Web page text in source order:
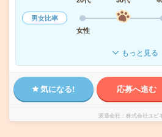
男女比率
女性
もっと見る
気になる! 応募へ進む
派遣会社 株式会社ユビ